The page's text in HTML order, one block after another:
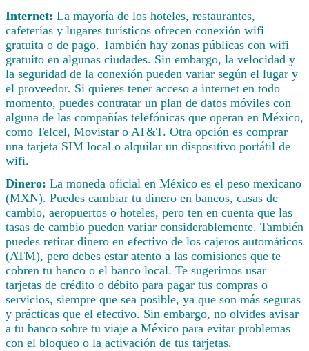
Internet: La mayoría de los hoteles, restaurantes,
cafeterías y lugares turísticos ofrecen conexión wifi
gratuita o de pago. También hay zonas públicas con wifi
gratuito en algunas ciudades. Sin embargo, la velocidad y
la seguridad de la conexión pueden variar según el lugar y
el proveedor. Si quieres tener acceso a internet en todo
momento, puedes contratar un plan de datos móviles con
alguna de las compañías telefónicas que operan en México,
como Telcel, Movistar o AT&T. Otra opción es comprar
una tarjeta SIM local o alquilar un dispositivo portátil de
wifi.
Dinero: La moneda oficial en México es el peso mexicano
(MXN). Puedes cambiar tu dinero en bancos, casas de
cambio, aeropuertos o hoteles, pero ten en cuenta que las
tasas de cambio pueden variar considerablemente. También
puedes retirar dinero en efectivo de los cajeros automáticos
(ATM), pero debes estar atento a las comisiones que te
cobren tu banco o el banco local. Te sugerimos usar
tarjetas de crédito o débito para pagar tus compras o
servicios, siempre que sea posible, ya que son más seguras
y prácticas que el efectivo. Sin embargo, no olvides avisar
a tu banco sobre tu viaje a México para evitar problemas
con el bloqueo o la activación de tus tarjetas.